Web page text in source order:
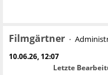
Filmgärtner
10.06.26, 12:07
Letzte